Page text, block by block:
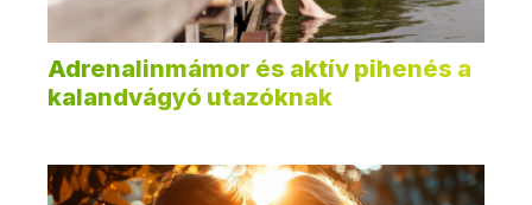
Adrenalinmámor és aktív pihenés a
kalandvágyó utazóknak